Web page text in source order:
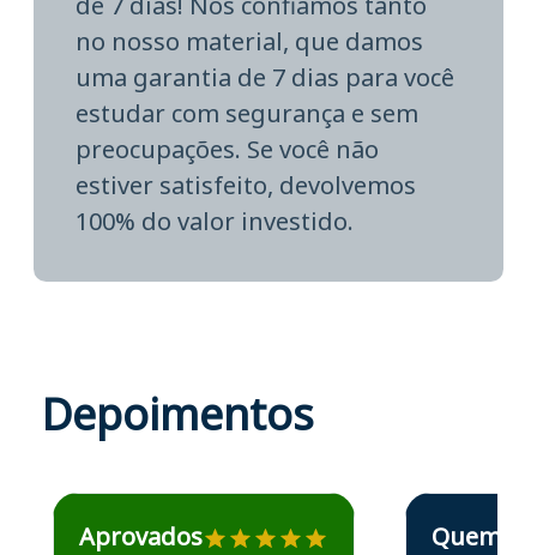
no nosso material, que damos
uma garantia de 7 dias para você
estudar com segurança e sem
preocupações. Se você não
estiver satisfeito, devolvemos
100% do valor investido.
Depoimentos
Estudante José recomenda o Aprova Concursos em
Aprovados
Estudante Elais
Quem